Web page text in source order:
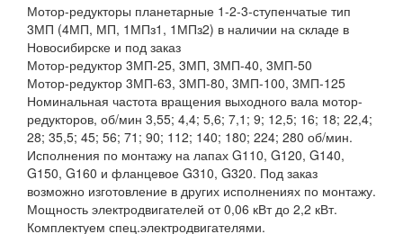
Мотор-редукторы планетарные 1-2-3-ступенчатые тип
3МП (4МП, МП, 1МПз1, 1МПз2) в наличии на складе в
Новосибирске и под заказ
Мотор-редуктор 3МП-25, 3МП, 3МП-40, 3МП-50
Мотор-редуктор 3МП-63, 3МП-80, 3МП-100, 3МП-125
Номинальная частота вращения выходного вала мотор-
редукторов, об/мин 3,55; 4,4; 5,6; 7,1; 9; 12,5; 16; 18; 22,4;
28; 35,5; 45; 56; 71; 90; 112; 140; 180; 224; 280 об/мин.
Исполнения по монтажу на лапах G110, G120, G140,
G150, G160 и фланцевое G310, G320. Под заказ
возможно изготовление в других исполнениях по монтажу.
Мощность электродвигателей от 0,06 кВт до 2,2 кВт.
Комплектуем спец.электродвигателями.